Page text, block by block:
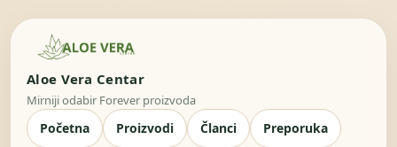
Aloe Vera Centar
Mirniji odabir Forever proizvoda
Početna Proizvodi Članci Preporuka